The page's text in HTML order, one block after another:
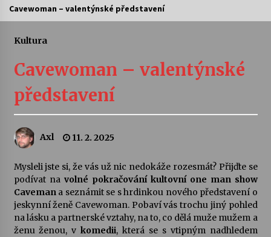
Vernisáž výstavy Josefíny Duškové: Stávám se
kapkou
Veselí muzikanti
Pozvánka na integrační festival Quijotova
šedesátka: 28. 7.–1. 8. 2026
28. 7. 2026
Cavewoman – valentýnské představení
Kultura
Cavewoman – valentýnské
představení
Axl 11. 2. 2025
Mysleli jste si, že vás už nic nedokáže rozesmát? Přijďte se
podívat na volné pokračování kultovní one man show
Caveman a seznámit se s hrdinkou nového představení o
jeskynní ženě Cavewoman. Pobaví vás trochu jiný pohled
na lásku a partnerské vztahy, na to, co dělá muže mužem a
ženu ženou, vkomedii, která se s vtipným nadhledem